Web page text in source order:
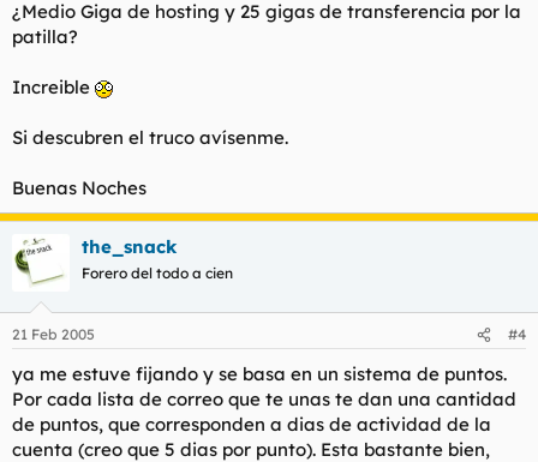
¿Medio Giga de hosting y 25 gigas de transferencia por la
patilla?
Increible
Si descubren el truco avísenme.
Buenas Noches
the_snack
Forero del todo a cien
21 Feb 2005 #4
ya me estuve fijando y se basa en un sistema de puntos.
Por cada lista de correo que te unas te dan una cantidad
de puntos, que corresponden a dias de actividad de la
cuenta (creo que 5 dias por punto). Esta bastante bien,